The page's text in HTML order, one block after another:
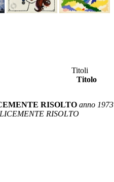
Titoli
Titolo
RISOLTO anno 1973
RISOLTO